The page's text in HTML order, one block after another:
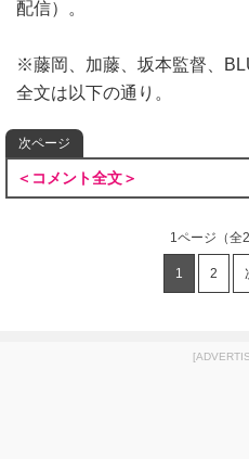
配信）。
※藤岡、加藤、坂本監督、
全文は以下の通り。
次ページ
＜コメント全文＞
1ページ （全
1 2